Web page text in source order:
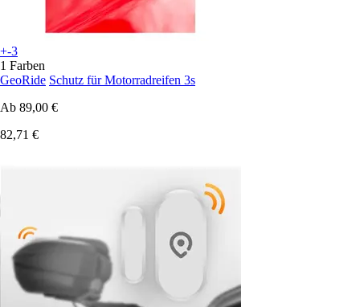
+-3
1 Farben
GeoRide Schutz für Motorradreifen 3s
Ab 89,00 €
82,71 €